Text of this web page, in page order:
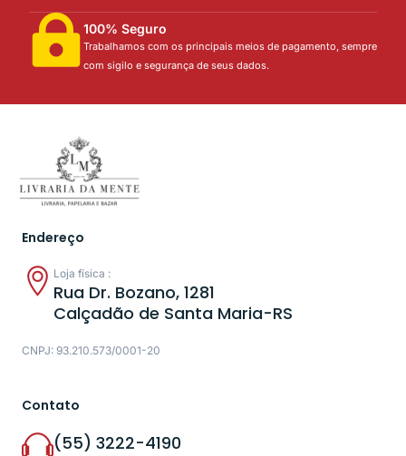
100% Seguro
Trabalhamos com os principais meios de pagamento, sempre
com sigilo e segurança de seus dados.
Endereço
Loja física :
Rua Dr. Bozano, 1281
Calçadão de Santa Maria-RS
CNPJ: 93.210.573/0001-20
Contato
(55) 3222-4190